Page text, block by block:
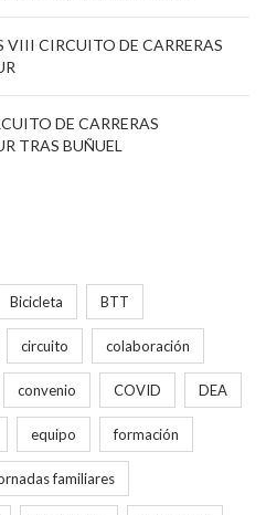
VIII CIRCUITO DE CARRERAS
DE CARRERAS
TRAS BUÑUEL
Bicicleta BTT
circuito colaboración
convenio COVID DEA
equipo formación
familiares